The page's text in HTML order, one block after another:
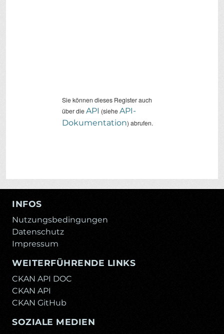
Sie können dieses Register auch
über dieAPI (sieheAPI-
Dokumentation) abrufen.
INFOS
Nutzungsbedingungen
Datenschutz
Impressum
WEITERFÜHRENDE LINKS
CKAN API DOC
CKAN API
CKAN GitHub
SOZIALE MEDIEN